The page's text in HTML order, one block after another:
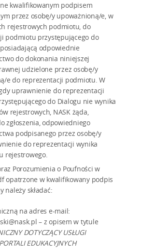
kwalifikowanym podpisem
przez osobę/y upoważnioną/e, w
rejestrowych podmiotu, do
podmiotu przystępującego do
odpowiednie
do dokonania niniejszej
udzielone przez osobę/y
e do reprezentacji podmiotu. W
uprawnienie do reprezentacji
do Dialogu nie wynika
rejestrowych, NASK żąda,
zgłoszenia, odpowiedniego
podpisanego przez osobę/y
do reprezentacji wynika
rejestrowego.
Porozumienia o Poufności w
opatrzone w kwalifikowany podpis
należy składać:
na adres e-mail:
– z opisem w tytule
DOTYCZĄCY USŁUGI
EDUKACYJNYCH